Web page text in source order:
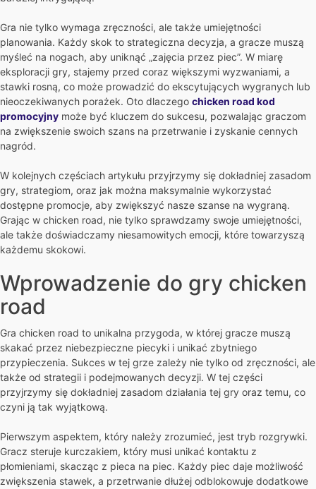
Gra nie tylko wymaga zręczności, ale także umiejętności
planowania. Każdy skok to strategiczna decyzja, a gracze muszą
myśleć na nogach, aby uniknąć „zajęcia przez piec”. W miarę
eksploracji gry, stajemy przed coraz większymi wyzwaniami, a
stawki rosną, co może prowadzić do ekscytujących wygranych lub
nieoczekiwanych porażek. Oto dlaczego chicken road kod
promocyjny może być kluczem do sukcesu, pozwalając graczom
na zwiększenie swoich szans na przetrwanie i zyskanie cennych
nagród.
W kolejnych częściach artykułu przyjrzymy się dokładniej zasadom
gry, strategiom, oraz jak można maksymalnie wykorzystać
dostępne promocje, aby zwiększyć nasze szanse na wygraną.
Grając w chicken road, nie tylko sprawdzamy swoje umiejętności,
ale także doświadczamy niesamowitych emocji, które towarzyszą
każdemu skokowi.
Wprowadzenie do gry chicken
road
Gra chicken road to unikalna przygoda, w której gracze muszą
skakać przez niebezpieczne piecyki i unikać zbytniego
przypieczenia. Sukces w tej grze zależy nie tylko od zręczności, ale
także od strategii i podejmowanych decyzji. W tej części
przyjrzymy się dokładniej zasadom działania tej gry oraz temu, co
czyni ją tak wyjątkową.
Pierwszym aspektem, który należy zrozumieć, jest tryb rozgrywki.
Gracz steruje kurczakiem, który musi unikać kontaktu z
płomieniami, skacząc z pieca na piec. Każdy piec daje możliwość
zwiększenia stawek, a przetrwanie dłużej odblokowuje dodatkowe